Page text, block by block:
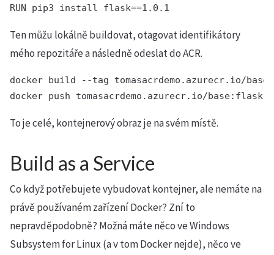
RUN pip3 install flask==1.0.1
Ten můžu lokálně buildovat, otagovat identifikátory
mého repozitáře a následně odeslat do ACR.
docker build --tag tomasacrdemo.azurecr.io/
docker push tomasacrdemo.azurecr.io/base:flask
To je celé, kontejnerový obraz je na svém místě.
Build as a Service
Co když potřebujete vybudovat kontejner, ale nemáte na
právě používaném zařízení Docker? Zní to
nepravděpodobně? Možná máte něco ve Windows
Subsystem for Linux (a v tom Docker nejde), něco ve